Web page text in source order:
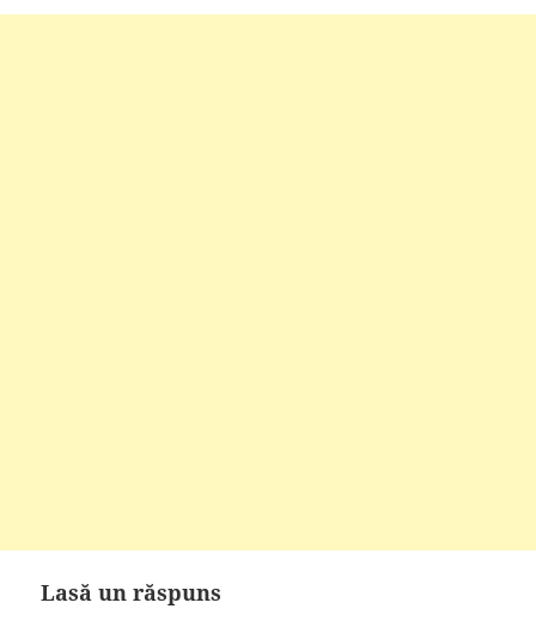
Lasă un răspuns